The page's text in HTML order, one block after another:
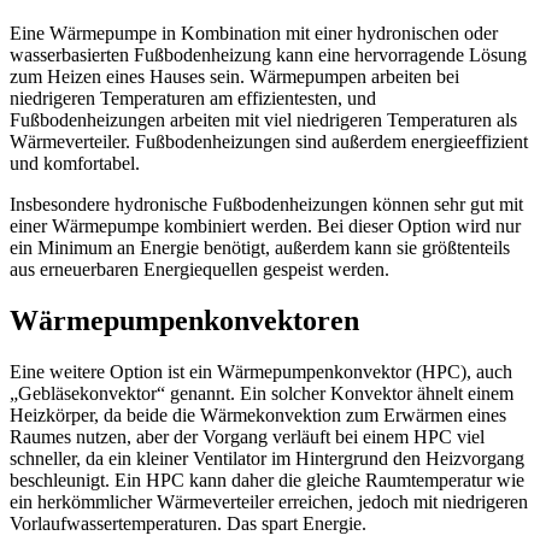
Eine Wärmepumpe in Kombination mit einer hydronischen oder
wasserbasierten Fußbodenheizung kann eine hervorragende Lösung
zum Heizen eines Hauses sein. Wärmepumpen arbeiten bei
niedrigeren Temperaturen am effizientesten, und
Fußbodenheizungen arbeiten mit viel niedrigeren Temperaturen als
Wärmeverteiler. Fußbodenheizungen sind außerdem energieeffizient
und komfortabel.
Insbesondere hydronische Fußbodenheizungen können sehr gut mit
einer Wärmepumpe kombiniert werden. Bei dieser Option wird nur
ein Minimum an Energie benötigt, außerdem kann sie größtenteils
aus erneuerbaren Energiequellen gespeist werden.
Wärmepumpenkonvektoren
Eine weitere Option ist ein Wärmepumpenkonvektor (HPC), auch
„Gebläsekonvektor“ genannt. Ein solcher Konvektor ähnelt einem
Heizkörper, da beide die Wärmekonvektion zum Erwärmen eines
Raumes nutzen, aber der Vorgang verläuft bei einem HPC viel
schneller, da ein kleiner Ventilator im Hintergrund den Heizvorgang
beschleunigt. Ein HPC kann daher die gleiche Raumtemperatur wie
ein herkömmlicher Wärmeverteiler erreichen, jedoch mit niedrigeren
Vorlaufwassertemperaturen. Das spart Energie.